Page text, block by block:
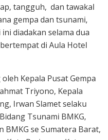
tangguh, dan tawakal
gempa dan tsunami,
diadakan selama dua
di Aula Hotel
Kepala Pusat Gempa
Triyono, Kepala
Irwan Slamet selaku
Tsunami BMKG,
BMKG se Sumatera Barat,